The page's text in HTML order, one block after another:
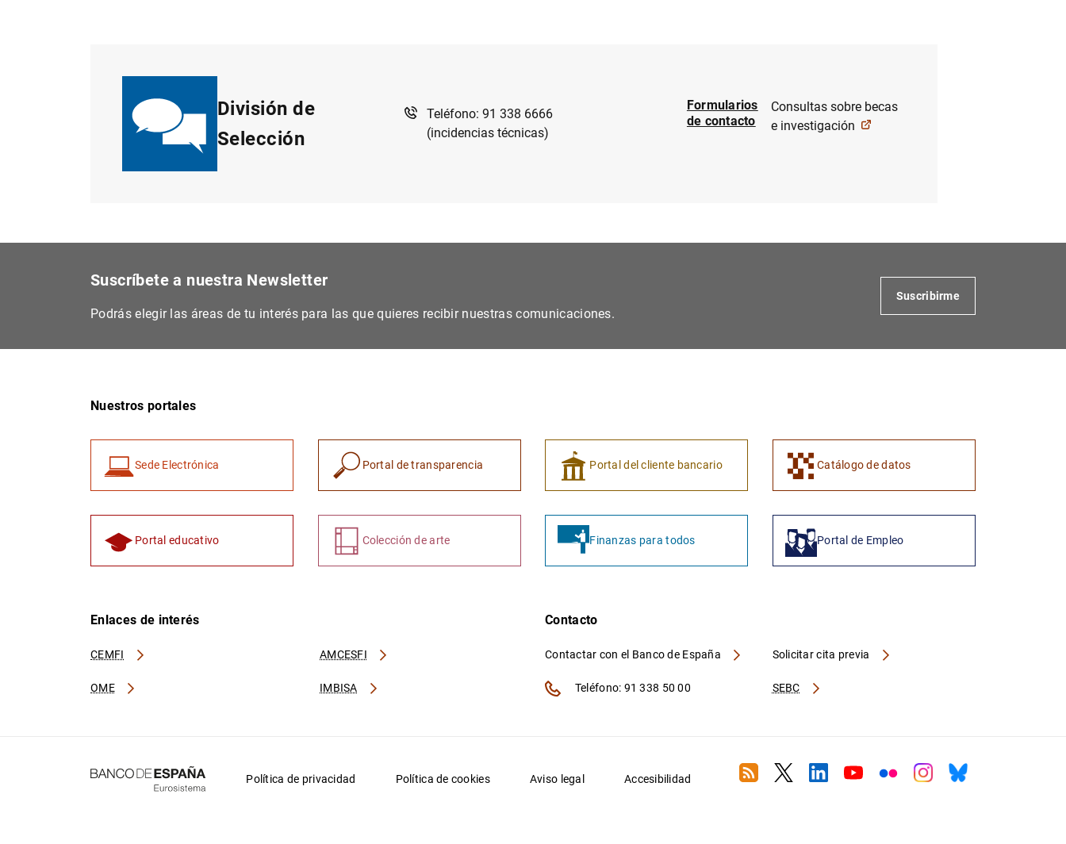
División de
Selección
Teléfono: 91 338 6666
(incidencias técnicas)
Formularios
de contacto
Consultas sobre becas
e investigación
Suscríbete a nuestra Newsletter
Podrás elegir las áreas de tu interés para las que quieres recibir nuestras comunicaciones.
Suscribirme
Nuestros portales
Sede Electrónica Portal de transparencia Portal del cliente bancario Catálogo de datos
Portal educativo Colección de arte Finanzas para todos Portal de Empleo
Enlaces de interés
CEMFI AMCESFI
OME IMBISA
Contacto
Contactar con el Banco de España
SEBC
Solicitar cita previa
Teléfono: 91 338 50 00
Política de privacidad Política de cookies Aviso legal Accesibilidad RSS TwitterLinkedin
YoutubeFlickrInstagram
Bluesky